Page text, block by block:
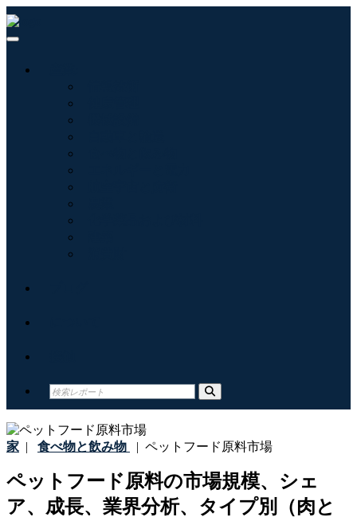
家 | 食べ物と飲み物 | ペットフード原料市場
ペットフード原料の市場規模、シェ
ア、成長、業界分析、タイプ別（肉と